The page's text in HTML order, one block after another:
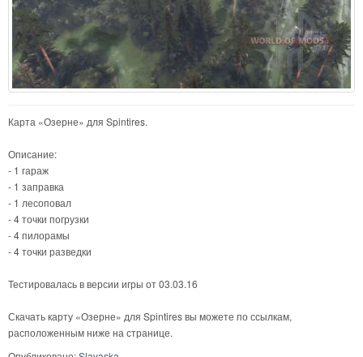
Карта «Озерне» для Spintires.
Описание:
- 1 гараж
- 1 заправка
- 1 лесоповал
- 4 точки погрузки
- 4 пилорамы
- 4 точки разведки
Тестировалась в версии игры от 03.03.16
Скачать карту «Озерне» для Spintires вы можете по ссылкам,
расположенным ниже на странице.